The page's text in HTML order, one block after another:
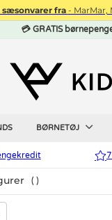
sæsonvarer fra- MarMar,
💳 GRATIS
BØRNETØJ